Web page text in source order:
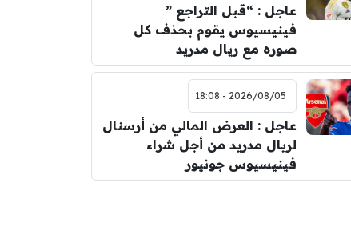
عاجل : “قبل التراجع ”
فينيسيوس يقوم بحذف كل
صوره مع ريال مدريد
2026/08/05 - 18:08
عاجل : العرض المالي من أرسنال
لريال مدريد من أجل شراء
فينيسيوس جونيور